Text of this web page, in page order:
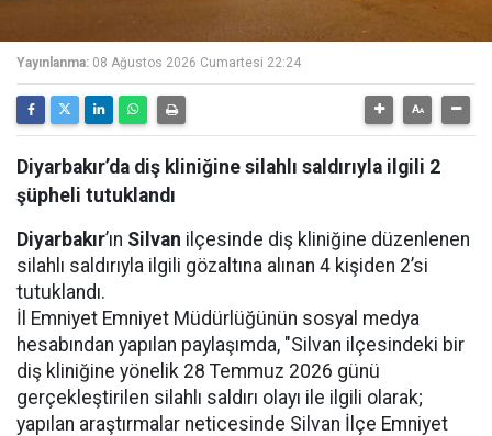
Yayınlanma: 08 Ağustos 2026 Cumartesi 22:24
Diyarbakır’da diş kliniğine silahlı saldırıyla ilgili 2
şüpheli tutuklandı
Diyarbakır’ın Silvan ilçesinde diş kliniğine düzenlenen
silahlı saldırıyla ilgili gözaltına alınan 4 kişiden 2’si
tutuklandı.
İl Emniyet Emniyet Müdürlüğünün sosyal medya
hesabından yapılan paylaşımda, "Silvan ilçesindeki bir
diş kliniğine yönelik 28 Temmuz 2026 günü
gerçekleştirilen silahlı saldırı olayı ile ilgili olarak;
yapılan araştırmalar neticesinde Silvan İlçe Emniyet